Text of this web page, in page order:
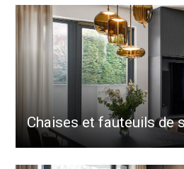
Chaises et fauteuils de